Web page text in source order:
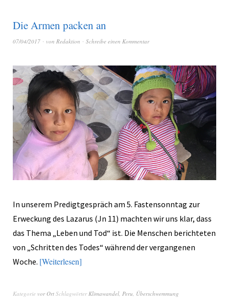
Die Armen packen an
07/04/2017 von Redaktion Schreibe einen Kommentar
In unserem Predigtgespräch am 5. Fastensonntag zur
Erweckung des Lazarus (Jn 11) machten wir uns klar, dass
das Thema „Leben und Tod“ ist. Die Menschen berichteten
von „Schritten des Todes“ während der vergangenen
Woche. Weiterlesen
Kategorie vor Ort SchlagwörterKlimawandel, Peru, Überschwemmung